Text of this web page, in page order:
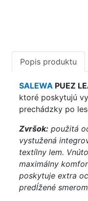
Popis produktu
SALEWA PUEZ
ktoré poskytujú
prechádzky po
Zvršok: použitá
vystužená
textílny lem.
maximálny
poskytuje extra
predĺžené